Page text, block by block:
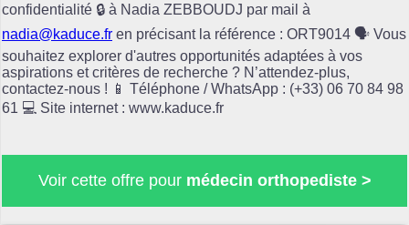
confidentialité 🔒 à Nadia ZEBBOUDJ par mail à
nadia@kaduce.fr en précisant la référence : ORT9014 🗣️ Vous
souhaitez explorer d'autres opportunités adaptées à vos
aspirations et critères de recherche ? N’attendez-plus,
contactez-nous ! 📱 Téléphone / WhatsApp : (+33) 06 70 84 98
61 💻 Site internet : www.kaduce.fr
Voir cette offre pour médecin orthopediste >